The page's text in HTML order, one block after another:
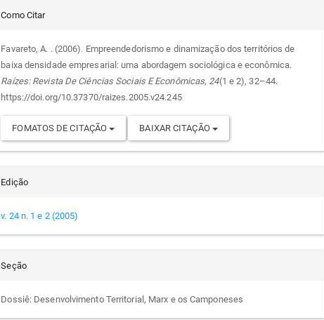
Detalhes
do
artigo
Como Citar
Favareto, A. . (2006). Empreendedorismo e dinamização dos territórios de
baixa densidade empresarial: uma abordagem sociológica e econômica.
Raízes: Revista De Ciências Sociais E Econômicas, 24(1 e 2), 32–44.
https://doi.org/10.37370/raizes.2005.v24.245
FOMATOS DE CITAÇÃO BAIXAR CITAÇÃO
Edição
v. 24 n. 1 e 2 (2005)
Seção
Dossiê: Desenvolvimento Territorial, Marx e os Camponeses